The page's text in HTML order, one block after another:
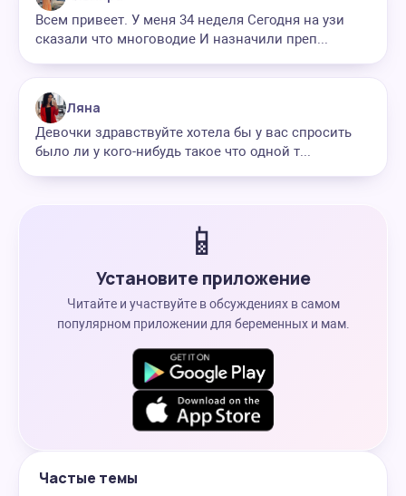
Всем привеет. У меня 34 неделя Сегодня на узи
сказали что многоводие И назначили преп...
Ляна
Девочки здравствуйте хотела бы у вас спросить
было ли у кого-нибудь такое что одной т...
📱
Установите приложение
Читайте и участвуйте в обсуждениях в самом
популярном приложении для беременных и мам.
Частые темы